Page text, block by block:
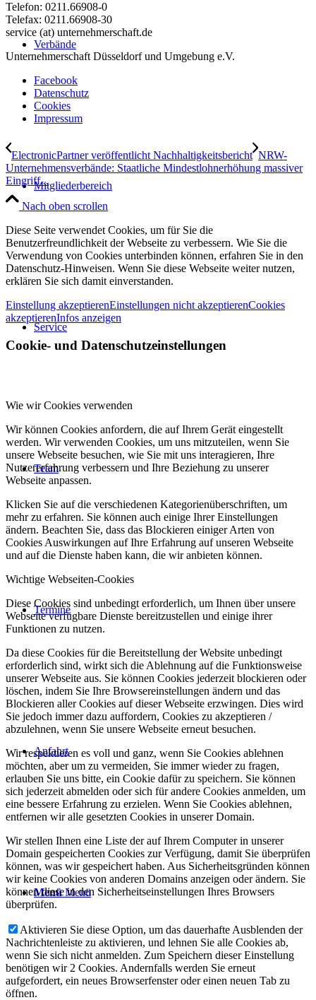
Verbände
Mitgliederbereich
Service
Team
Termine
Anfahrt
Menü Menü
Telefon: 0211.66908-0
Telefax: 0211.66908-30
service (at) unternehmerschaft.de
Unternehmerschaft Düsseldorf und Umgebung e.V.
Facebook
Datenschutz
Cookies
Impressum
ElectronicPartner veröffentlicht Nachhaltigkeitsbericht NRW-
Unternehmensverbände: Staatliche Mindestlohnerhöhung massiver
Eingriff...
Nach oben scrollen
Diese Seite verwendet Cookies, um für Sie die
Benutzerfreundlichkeit der Webseite zu verbessern. Wie Sie die
Verwendung von Cookies unterbinden können, erfahren Sie in den
Datenschutz-Hinweisen. Wenn Sie diese Webseite weiter nutzen,
erklären Sie sich damit einverstanden.
Einstellung akzeptierenEinstellungen nicht akzeptierenCookies
akzeptierenInfos anzeigen
Cookie- und Datenschutzeinstellungen
Wie wir Cookies verwenden
Wir können Cookies anfordern, die auf Ihrem Gerät eingestellt
werden. Wir verwenden Cookies, um uns mitzuteilen, wenn Sie
unsere Webseite besuchen, wie Sie mit uns interagieren, Ihre
Nutzererfahrung verbessern und Ihre Beziehung zu unserer
Webseite anpassen.
Klicken Sie auf die verschiedenen Kategorienüberschriften, um
mehr zu erfahren. Sie können auch einige Ihrer Einstellungen
ändern. Beachten Sie, dass das Blockieren einiger Arten von
Cookies Auswirkungen auf Ihre Erfahrung auf unseren Webseite
und auf die Dienste haben kann, die wir anbieten können.
Wichtige Webseiten-Cookies
Diese Cookies sind unbedingt erforderlich, um Ihnen über unsere
Webseite verfügbare Dienste bereitzustellen und einige ihrer
Funktionen zu nutzen.
Da diese Cookies für die Bereitstellung der Website unbedingt
erforderlich sind, wirkt sich die Ablehnung auf die Funktionsweise
unserer Webseite aus. Sie können Cookies jederzeit blockieren oder
löschen, indem Sie Ihre Browsereinstellungen ändern und das
Blockieren aller Cookies auf dieser Webseite erzwingen. Dies wird
Sie jedoch immer dazu auffordern, Cookies zu akzeptieren /
abzulehnen, wenn Sie unsere Webseite erneut besuchen.
Wir respektieren es voll und ganz, wenn Sie Cookies ablehnen
möchten, aber um zu vermeiden, Sie immer wieder zu fragen,
erlauben Sie uns bitte, ein Cookie dafür zu speichern. Sie können
sich jederzeit abmelden oder sich für andere Cookies anmelden, um
eine bessere Erfahrung zu erzielen. Wenn Sie Cookies ablehnen,
entfernen wir alle gesetzten Cookies in unserer Domain.
Wir stellen Ihnen eine Liste der auf Ihrem Computer in unserer
Domain gespeicherten Cookies zur Verfügung, damit Sie überprüfen
können, was wir gespeichert haben. Aus Sicherheitsgründen können
wir keine Cookies von anderen Domains anzeigen oder ändern. Sie
können diese in den Sicherheitseinstellungen Ihres Browsers
überprüfen.
Aktivieren Sie diese Option, um das dauerhafte Ausblenden der
Nachrichtenleiste zu aktivieren, und lehnen Sie alle Cookies ab,
wenn Sie sich nicht anmelden. Zum Speichern dieser Einstellung
benötigen wir 2 Cookies. Andernfalls werden Sie erneut
aufgefordert, ein neues Browserfenster oder einen neuen Tab zu
öffnen.